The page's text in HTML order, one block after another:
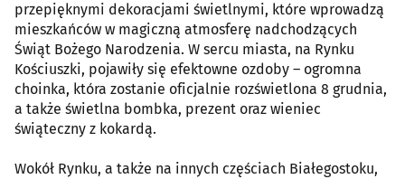
przepięknymi dekoracjami świetlnymi, które wprowadzą
mieszkańców w magiczną atmosferę nadchodzących
Świąt Bożego Narodzenia. W sercu miasta, na Rynku
Kościuszki, pojawiły się efektowne ozdoby – ogromna
choinka, która zostanie oficjalnie rozświetlona 8 grudnia,
a także świetlna bombka, prezent oraz wieniec
świąteczny z kokardą.
Wokół Rynku, a także na innych częściach Białegostoku,